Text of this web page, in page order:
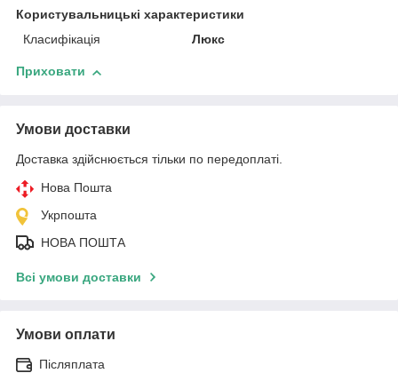
Користувальницькі характеристики
Класифікація
Люкс
Приховати
Умови доставки
Доставка здійснюється тільки по передоплаті.
Нова Пошта
Укрпошта
НОВА ПОШТА
Всі умови доставки
Умови оплати
Післяплата